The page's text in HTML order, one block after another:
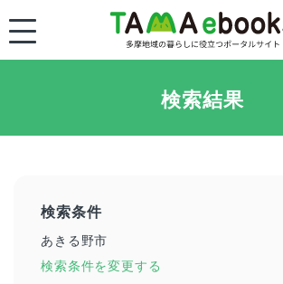
検索結果
検索条件
あきる野市
検索条件を変更する